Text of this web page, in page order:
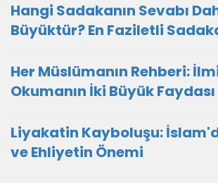
Hangi Sadakanın Sevabı
Büyüktür? En Faziletli
Her Müslümanın Rehberi:
Okumanın İki Büyük Faydası
Liyakatin Kayboluşu:
ve Ehliyetin Önemi